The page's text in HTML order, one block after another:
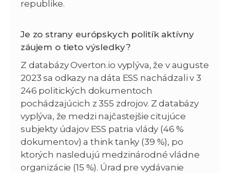
republike.
Je zo strany európskych politík aktívny
záujem o tieto výsledky?
Z databázy Overton.io vyplýva, že v auguste
2023 sa odkazy na dáta ESS nachádzali v 3
246 politických dokumentoch
pochádzajúcich z 355 zdrojov. Z databázy
vyplýva, že medzi najčastejšie citujúce
subjekty údajov ESS patria vlády (46 %
dokumentov) a think tanky (39 %), po
ktorých nasledujú medzinárodné vládne
organizácie (15 %). Úrad pre vydávanie